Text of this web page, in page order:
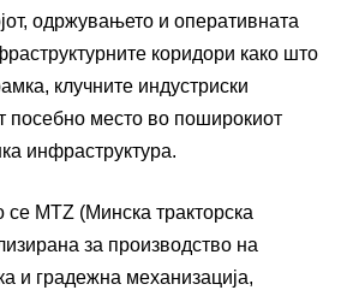
одржувањето и оперативната
коридори како што
клучните индустриски
посебно место во поширокиот
инфраструктура.
MTZ (Минска тракторска
за производство на
и градежна механизација,